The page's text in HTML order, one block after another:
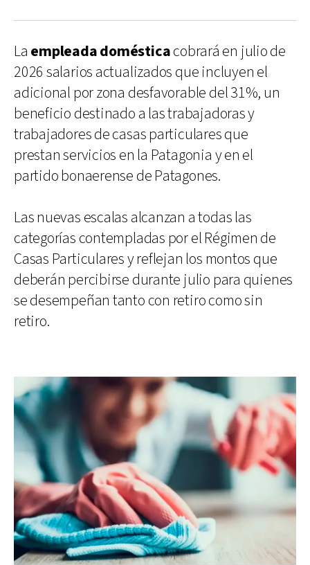
La empleada domésticacobrará en julio de
2026 salarios actualizados que incluyen el
adicional por zona desfavorable del 31%, un
beneficio destinado a las trabajadoras y
trabajadores de casas particulares que
prestan servicios en la Patagonia y en el
partido bonaerense de Patagones.
Las nuevas escalas alcanzan a todas las
categorías contempladas por el Régimen de
Casas Particulares y reflejan los montos que
deberán percibirse durante julio para quienes
se desempeñan tanto con retiro como sin
retiro.